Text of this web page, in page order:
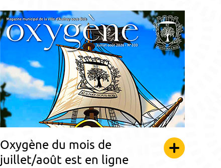
Oxygène du mois de
juillet/août est en ligne